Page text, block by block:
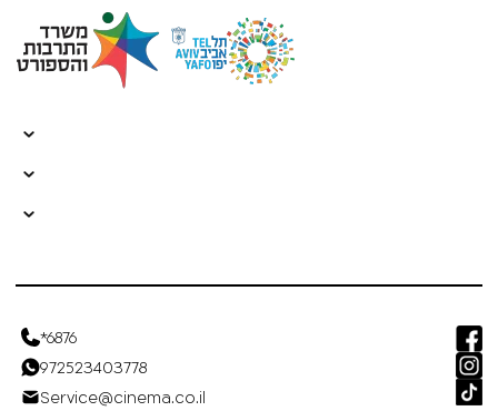
*6876
972523403778
Service@cinema.co.il